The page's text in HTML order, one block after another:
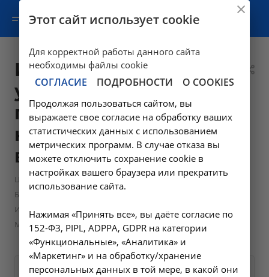
Исследование
уровня
гомоцистеина в
крови - A09.05.214
в Москве
Цены в Москве — Лабораторные исследования —
Биохимические исследования
Исследование уровня гомоцистеина в крови - A09.05.214 в
Москве
Этот сайт использует cookie
Для корректной работы данного сайта
необходимы файлы cookie
СОГЛАСИЕ ПОДРОБНОСТИ О COOKIES
Продолжая пользоваться сайтом, вы
выражаете свое согласие на обработку ваших
статистических данных с использованием
метрических программ. В случае отказа вы
можете отключить сохранение cookie в
настройках вашего браузера или прекратить
использование сайта.
Нажимая «Принять все», вы даёте согласие по
152-ФЗ, PIPL, ADPPA, GDPR на категории
«Функциональные», «Аналитика» и
«Маркетинг» и на обработку/хранение
персональных данных в той мере, в какой они